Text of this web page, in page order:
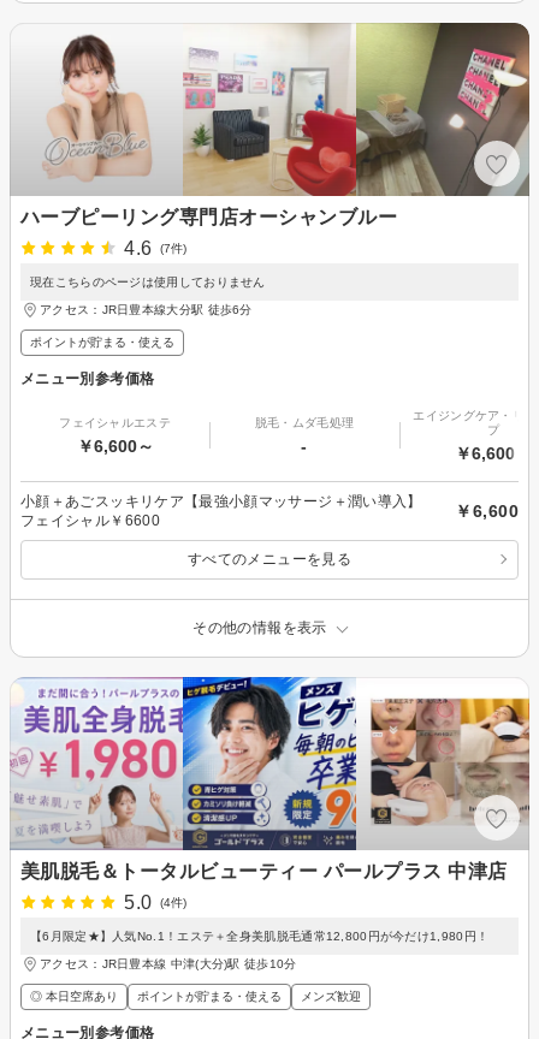
ハーブピーリング専門店オーシャンブルー
4.6
(7件)
現在こちらのページは使用しておりません
アクセス：JR日豊本線大分駅 徒歩6分
ポイントが貯まる・使える
メニュー別参考価格
フェイシャルエステ
￥6,600～
脱毛・ムダ毛処理
-
エイジングケア・リ
プ
￥6,600～
小顔＋あごスッキリケア【最強小顔マッサージ＋潤い導入】
フェイシャル￥6600
￥6,600
すべてのメニューを見る
その他の情報を表示
美肌脱毛＆トータルビューティー パールプラス 中津店
5.0
(4件)
【6月限定★】人気No.1！エステ＋全身美肌脱毛通常12,800円が今だけ1,980円！
アクセス：JR日豊本線 中津(大分)駅 徒歩10分
◎ 本日空席あり ポイントが貯まる・使える メンズ歓迎
メニュー別参考価格